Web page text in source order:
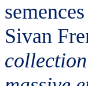
Sivan